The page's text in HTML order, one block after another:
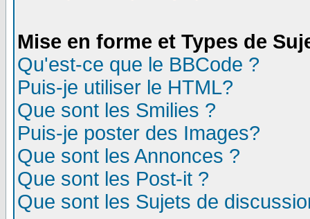
Mise en forme et Types de
Qu'est-ce que le BBCode ?
Puis-je utiliser le HTML?
Que sont les Smilies ?
Puis-je poster des Images?
Que sont les Annonces ?
Que sont les Post-it ?
Que sont les Sujets de